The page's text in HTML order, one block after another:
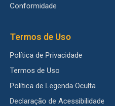
Conformidade
Termos de Uso
Política de Privacidade
Termos de Uso
Política de Legenda Oculta
Declaração de Acessibilidade